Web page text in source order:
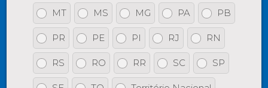
MT MS MG PA PB
PR PE PI RJ RN
RS RO RR SC SP